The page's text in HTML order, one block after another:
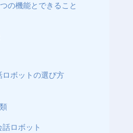
の機能とできること
ボットの選び方
ロボット